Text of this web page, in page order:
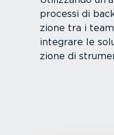
processi di
zione tra i
integrare le
zione di